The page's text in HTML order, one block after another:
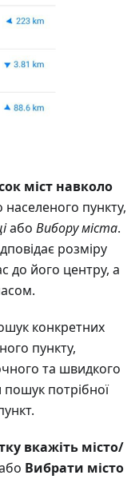
міст навколо
населеного пункту,
або Вибору міста.
розміру
до його центру, а
конкретних
пункту,
та швидкого
потрібної
вкажіть місто/
Вибрати місто